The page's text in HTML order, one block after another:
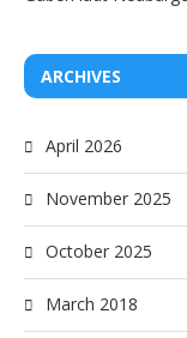
ARCHIVES
April 2026
November 2025
October 2025
March 2018